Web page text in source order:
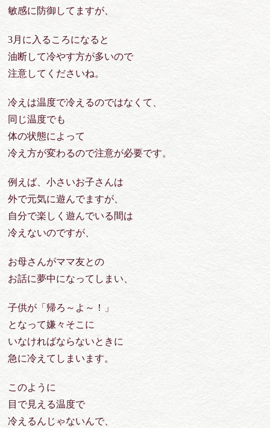
敏感に防御してますが、
3月に入るころになると
油断して冷やす方が多いので
注意してくださいね。
冷えは温度で冷えるのではなくて、
同じ温度でも
体の状態によって
冷え方が変わるので注意が必要です。
例えば、小さいお子さんは
外で元気に遊んでますが、
自分で楽しく遊んでいる間は
冷えないのですが、
お母さんがママ友との
お話に夢中になってしまい、
子供が「帰ろ～よ～！」
となって嫌々そこに
いなければならないときに
急に冷えてしまいます。
このように
目で見える温度で
冷えるんじゃないんで、